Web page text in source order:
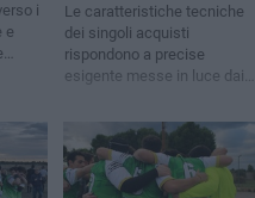
i
e
Le caratteristiche tecniche
dei singoli acquisti
rispondono a precise
esigente messe in luce dai